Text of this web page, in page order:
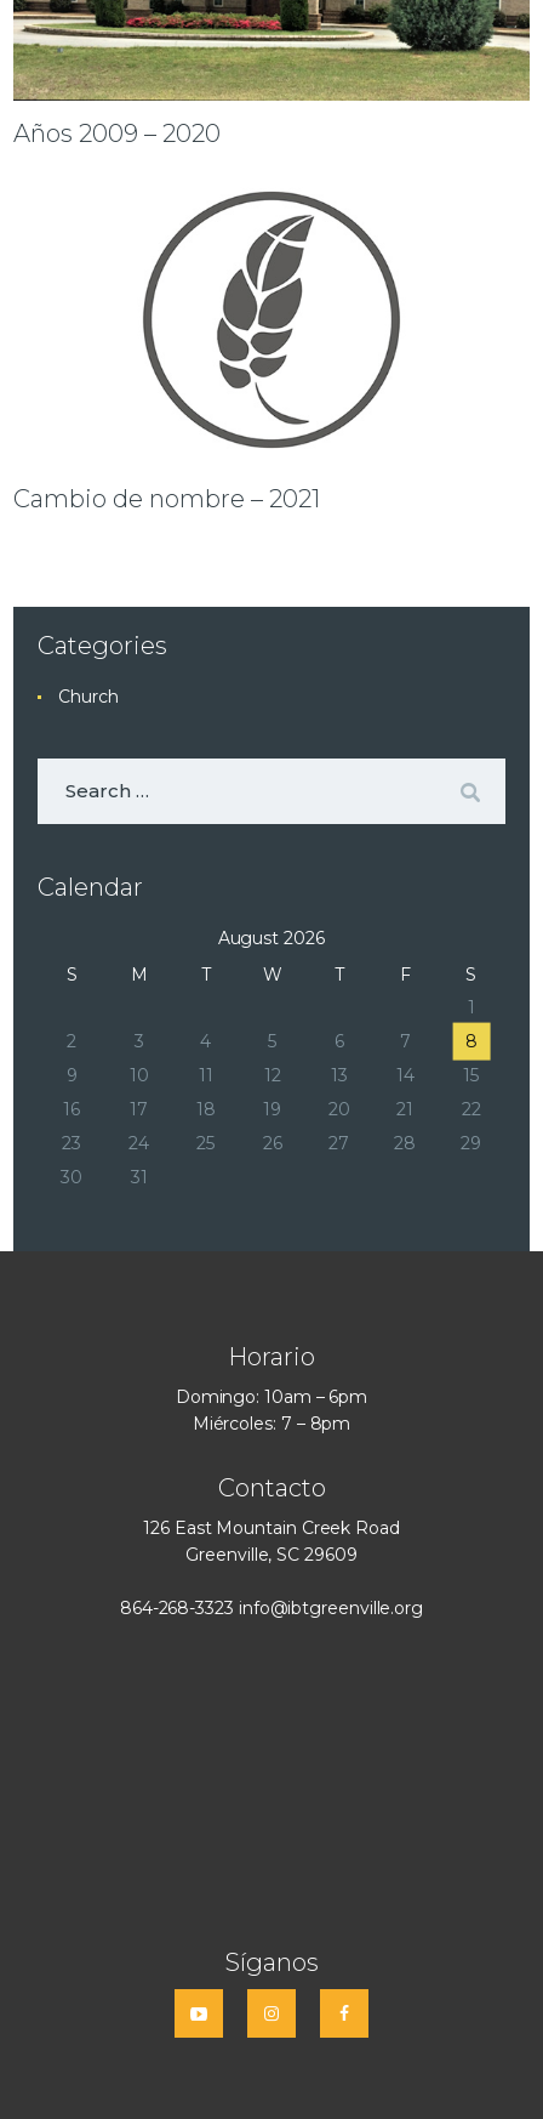
Años 2009 – 2020
Cambio de nombre – 2021
Categories
Church
Calendar
August 2026
S
M T W T F
S
1
2
3 4 5 6 7
8
9
10 11 12 13 14
15
16
17 18 19 20 21
22
23
24 25 26 27 28
29
30
31
Horario
Domingo: 10am – 6pm
Miércoles: 7 – 8pm
Contacto
126 East Mountain Creek Road
Greenville, SC 29609
864-268-3323 info@ibtgreenville.org
Síganos